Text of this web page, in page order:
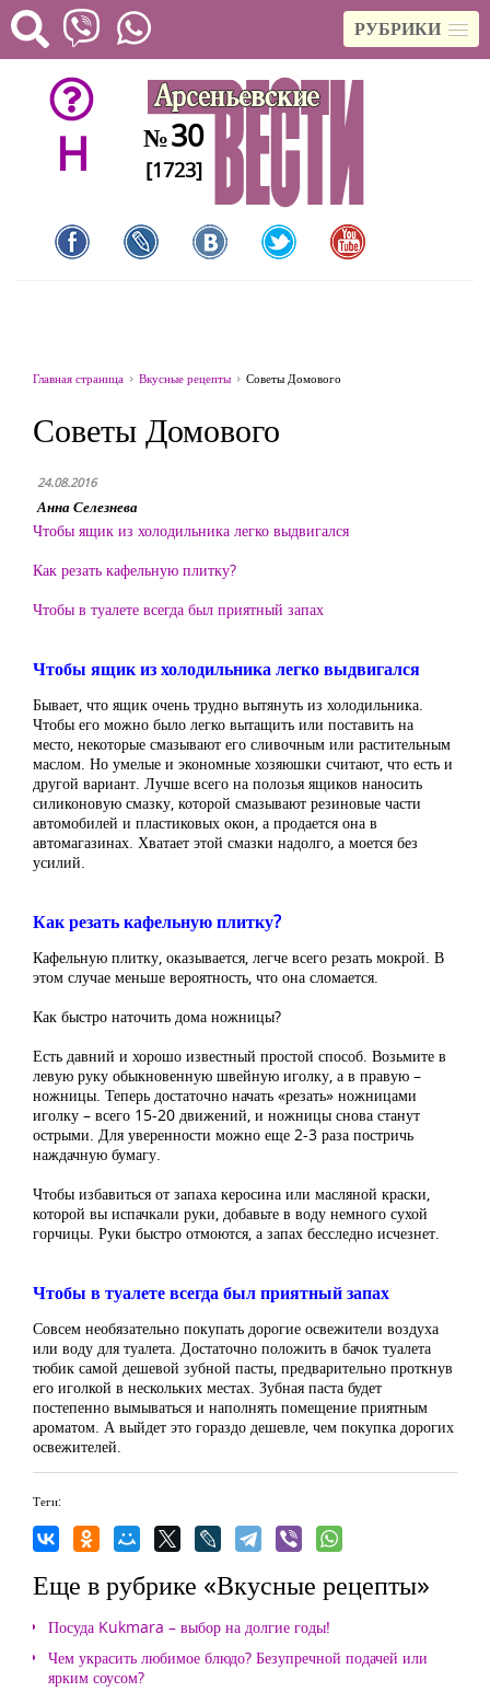
РУБРИКИ
H №30
[1723]
Главная страница Вкусные рецепты Советы Домового
Советы Домового
24.08.2016
Анна Селезнева
Чтобы ящик из холодильника легко выдвигался
Как резать кафельную плитку?
Чтобы в туалете всегда был приятный запах
Чтобы ящик из холодильника легко выдвигался
Бывает, что ящик очень трудно вытянуть из холодильника.
Чтобы его можно было легко вытащить или поставить на
место, некоторые смазывают его сливочным или растительным
маслом. Но умелые и экономные хозяюшки считают, что есть и
другой вариант. Лучше всего на полозья ящиков наносить
силиконовую смазку, которой смазывают резиновые части
автомобилей и пластиковых окон, а продается она в
автомагазинах. Хватает этой смазки надолго, а моется без
усилий.
Как резать кафельную плитку?
Кафельную плитку, оказывается, легче всего резать мокрой. В
этом случае меньше вероятность, что она сломается.
Как быстро наточить дома ножницы?
Есть давний и хорошо известный простой способ. Возьмите в
левую руку обыкновенную швейную иголку, а в правую –
ножницы. Теперь достаточно начать «резать» ножницами
иголку – всего 15-20 движений, и ножницы снова станут
острыми. Для уверенности можно еще 2-3 раза постричь
наждачную бумагу.
Чтобы избавиться от запаха керосина или масляной краски,
которой вы испачкали руки, добавьте в воду немного сухой
горчицы. Руки быстро отмоются, а запах бесследно исчезнет.
Чтобы в туалете всегда был приятный запах
Совсем необязательно покупать дорогие освежители воздуха
или воду для туалета. Достаточно положить в бачок туалета
тюбик самой дешевой зубной пасты, предварительно проткнув
его иголкой в нескольких местах. Зубная паста будет
постепенно вымываться и наполнять помещение приятным
ароматом. А выйдет это гораздо дешевле, чем покупка дорогих
освежителей.
Теги:
Еще в рубрике «Вкусные рецепты»
Посуда Kukmara – выбор на долгие годы!
Чем украсить любимое блюдо? Безупречной подачей или
ярким соусом?